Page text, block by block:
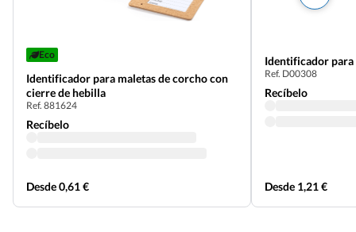
Eco
Identificador para maletas de corcho con
cierre de hebilla
Ref. 881624
Recíbelo
Desde 0,61 €
Identificador para
Ref. D00308
Recíbelo
Desde 1,21 €